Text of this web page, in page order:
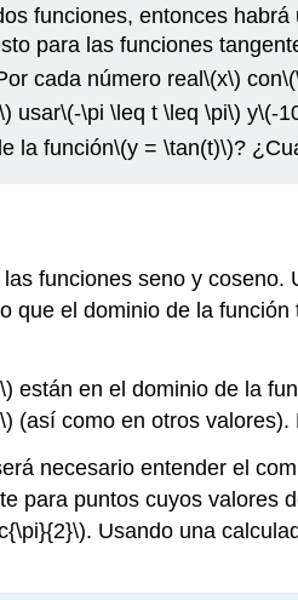
funciones, entonces
para las funciones
cada número real\(x\) con
usar\(-\pi \leq t \leq \pi\) y\(-
la función\(y = \tan(t)\)?
funciones seno y coseno.
que el dominio de la
están en el dominio de la
(así como en otros
necesario entender el
para puntos cuyos valores
. Usando una